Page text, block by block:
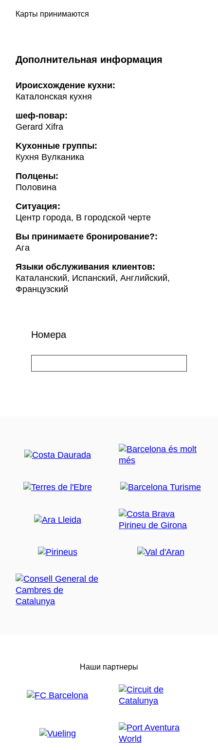
Карты принимаются
Дополнительная информация
Ироисхождение кухни:
Каталонская кухня
шеф-повар:
Gerard Xifra
Kухонные группы:
Кухня Вулканика
Полцены:
Половина
Ситуация:
Центр города, В городской черте
Вы принимаете бронирование?:
Ага
Языки обслуживания клиентов:
Каталанский, Испанский, Английский,
Французский
Номера
Наши партнеры